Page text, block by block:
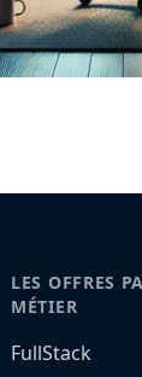
LES OFFRES
MÉTIER
FullStack